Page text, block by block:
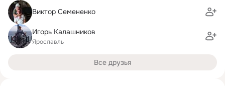
Виктор Семененко
Игорь Калашников
Ярославль
Все друзья